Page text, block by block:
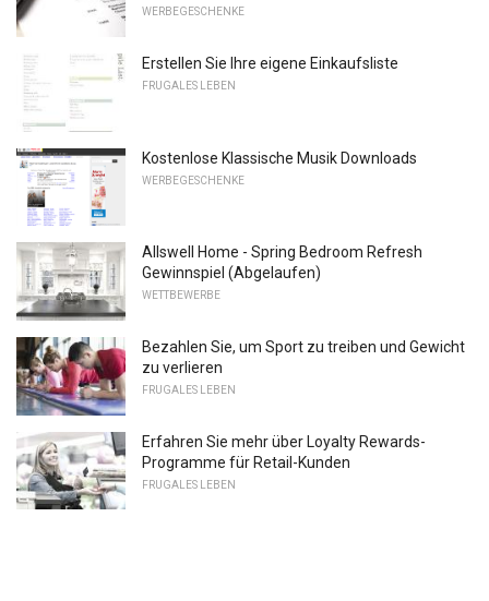
WERBEGESCHENKE
Erstellen Sie Ihre eigene Einkaufsliste
FRUGALES LEBEN
Kostenlose Klassische Musik Downloads
WERBEGESCHENKE
Allswell Home - Spring Bedroom Refresh
Gewinnspiel (Abgelaufen)
WETTBEWERBE
Bezahlen Sie, um Sport zu treiben und Gewicht
zu verlieren
FRUGALES LEBEN
Erfahren Sie mehr über Loyalty Rewards-
Programme für Retail-Kunden
FRUGALES LEBEN